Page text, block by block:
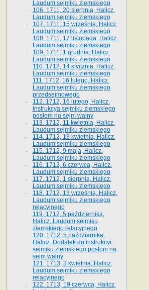
Laudum sejmiku ziemskiego
106. 1711, 20 sierpnia, Halicz.
Laudum sejmiku ziemskiego
107. 1711, 15 września, Halicz.
Laudum sejmiku ziemskiego
108. 1711, 17 listopada, Halicz.
Laudum sejmiku ziemskiego
109. 1711, 1 grudnia, Halicz.
Laudum sejmiku ziemskiego
110. 1712, 14 stycznia, Halicz.
Laudum sejmiku ziemskiego
111. 1712, 16 lutego, Halicz.
Laudum sejmiku ziemskiego
przedsejmowego
112. 1712, 16 lutego, Halicz.
Instrukcya sejmiku ziemskiego
posłom na sejm walny
113. 1712, 11 kwietnia, Halicz.
Laudum sejmiku ziemskiego
114. 1712, 18 kwietnia, Halicz.
Laudum sejmiku ziemskiego
115. 1712, 9 maja, Halicz.
Laudum sejmiku ziemskiego
116. 1712, 6 czerwca, Halicz.
Laudum sejmiku ziemskiego
117. 1712, 1 sierpnia, Halicz.
Laudum sejmiku ziemskiego
118. 1712, 13 września, Halicz.
Laudum sejmiku ziemskiego
relacyjnego
119. 1712, 5 października,
Halicz. Laudum sejmiku
ziemskiego relacyjnego
120. 1712, 5 października,
Halicz. Dodatek do instrukcyi
sejmiku ziemskiego posłom na
sejm walny
121. 1713, 3 kwietnia, Halicz.
Laudum sejmiku ziemskiego
relacyjnego
122. 1713, 19 czerwca, Halicz.